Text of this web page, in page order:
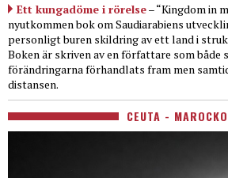
Ett kungadöme i rörelse– “Kingdom in
nyutkommen bok om Saudiarabiens
personligt buren skildring av ett land i
Boken är skriven av en författare som
förändringarna förhandlats fram men
distansen.
CEUTA - MAROCKO